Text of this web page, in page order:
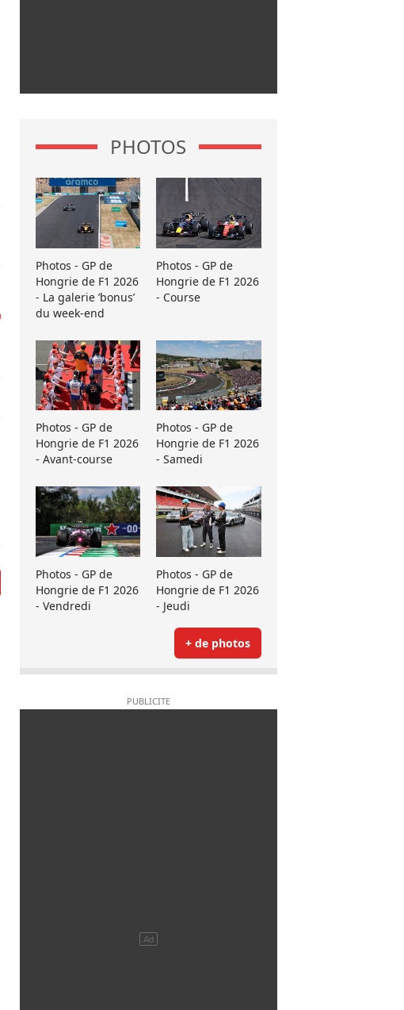
PHOTOS
Photos - GP de
Hongrie de F1 2026
- La galerie ’bonus’
du week-end
Photos - GP de
Hongrie de F1 2026
- Course
Photos - GP de
Hongrie de F1 2026
- Avant-course
Photos - GP de
Hongrie de F1 2026
- Samedi
Photos - GP de
Hongrie de F1 2026
- Vendredi
Photos - GP de
Hongrie de F1 2026
- Jeudi
+ de photos